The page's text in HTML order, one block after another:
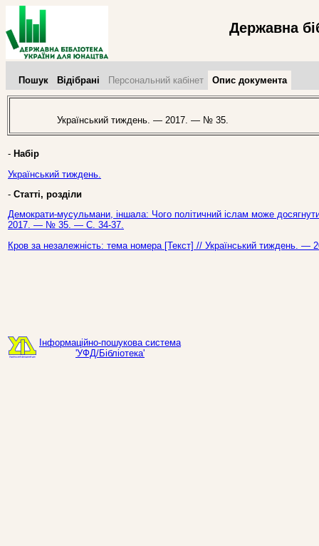
Державна
Пошук Відібрані Персональний кабінет Опис документа
Український тиждень. — 2017. — № 35.
- Набір
Український тиждень.
- Статті, розділи
Демократи-мусульмани, іншала: Чого політичний іслам може
2017. — № 35. — С. 34-37.
Кров за незалежність: тема номера [Текст] // Український
Інформаційно-пошукова система
'УФД/Бібліотека'